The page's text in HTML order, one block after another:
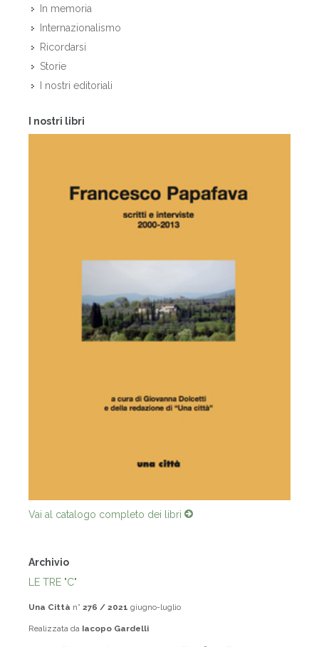
In memoria
Internazionalismo
Ricordarsi
Storie
I nostri editoriali
I nostri libri
Vai al catalogo completo dei libri
Archivio
LE TRE "C"
Una Città n° 276 / 2021 giugno-luglio
Realizzata da Iacopo Gardelli